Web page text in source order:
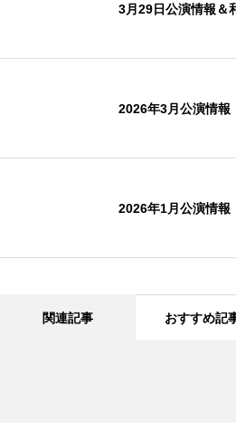
3月29日公演情報＆
2026年3月公演情報
2026年1月公演情報
関連記事 おすすめ記